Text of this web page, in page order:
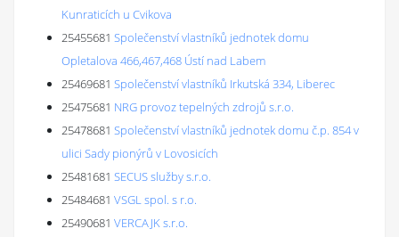
Kunraticích u Cvikova
25455681 Společenství vlastníků jednotek domu
Opletalova 466,467,468 Ústí nad Labem
25469681 Společenství vlastníků Irkutská 334, Liberec
25475681 NRG provoz tepelných zdrojů s.r.o.
25478681 Společenství vlastníků jednotek domu č.p. 854 v
ulici Sady pionýrů v Lovosicích
25481681 SECUS služby s.r.o.
25484681 VSGL spol. s r.o.
25490681 VERCAJK s.r.o.